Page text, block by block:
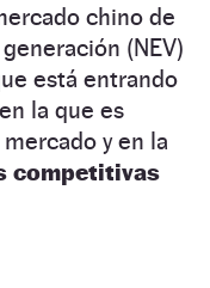
chino de
(NEV)
está entrando
la que es
y en la
competitivas